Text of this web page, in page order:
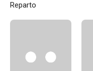
Reparto